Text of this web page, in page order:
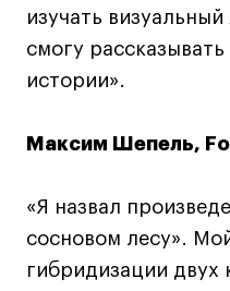
© 2026 БВШД
Университет»
Карта сайта
изучать
смогу
истории».
Максим Шепель,
«Я назвал
сосновом лесу».
гибридизации двух